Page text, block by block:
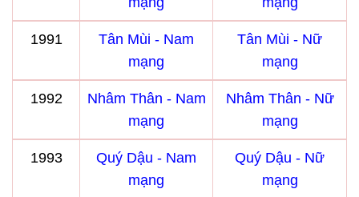
1991
Tân Mùi - Nam
mạng
Tân Mùi - Nữ
mạng
1992
Nhâm Thân - Nam
mạng
Nhâm Thân - Nữ
mạng
1993
Quý Dậu - Nam
mạng
Quý Dậu - Nữ
mạng